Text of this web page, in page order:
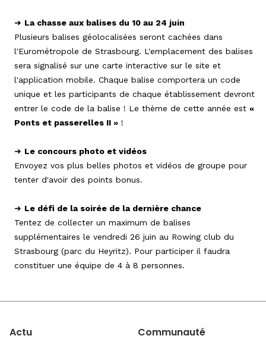
➜ La chasse aux balises du 10 au 24 juin
Plusieurs balises géolocalisées seront cachées dans
l'Eurométropole de Strasbourg. L'emplacement des balises
sera signalisé sur une carte interactive sur le site et
l'application mobile. Chaque balise comportera un code
unique et les participants de chaque établissement devront
entrer le code de la balise ! Le thème de cette année est «
Ponts et passerelles II » !
➜ Le concours photo et vidéos
Envoyez vos plus belles photos et vidéos de groupe pour
tenter d'avoir des points bonus.
➜ Le défi de la soirée de la dernière chance
Tentez de collecter un maximum de balises
supplémentaires le vendredi 26 juin au Rowing club du
Strasbourg (parc du Heyritz). Pour participer il faudra
constituer une équipe de 4 à 8 personnes.
Actu Communauté